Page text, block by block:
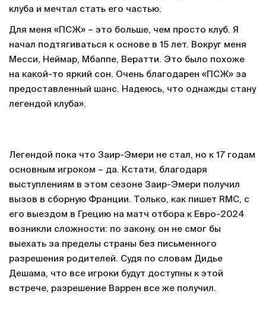
клуба и мечтал стать его частью.
Для меня «ПСЖ» – это больше, чем просто клуб. Я
начал подтягиваться к основе в 15 лет. Вокруг меня
Месси, Неймар, Мбаппе, Вератти. Это было похоже
на какой-то яркий сон. Очень благодарен «ПСЖ» за
предоставленный шанс. Надеюсь, что однажды стану
легендой клуба».
Легендой пока что Заир-Эмери не стал, но к 17 годам
основным игроком – да. Кстати, благодаря
выступлениям в этом сезоне Заир-Эмери получил
вызов в сборную Франции. Только, как пишет RMC, с
его выездом в Грецию на матч отбора к Евро-2024
возникли сложности: по закону, он не смог бы
выехать за пределы страны без письменного
разрешения родителей. Судя по словам Дидье
Дешама, что все игроки будут доступны к этой
встрече, разрешение Варрен все же получил.